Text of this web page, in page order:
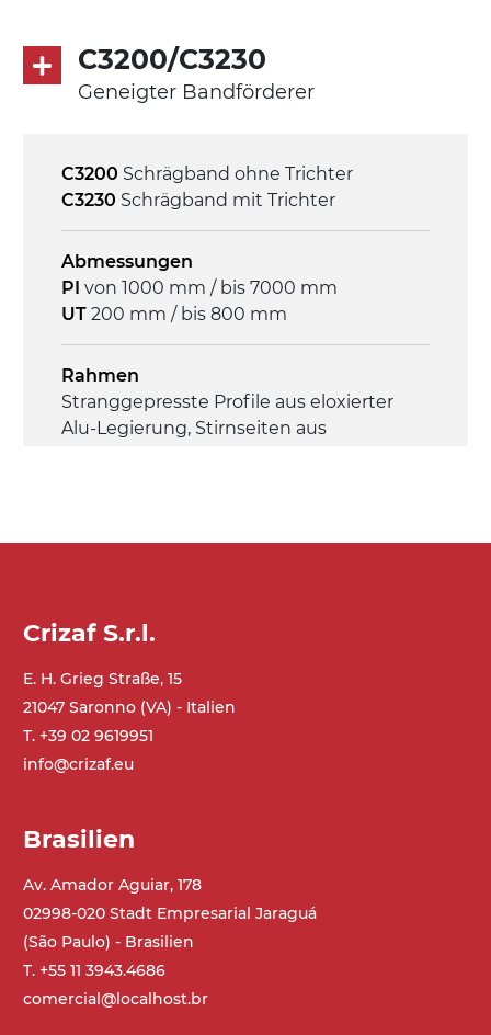
3Ph
Steuerung
On/Off, E-Stopp, Motor-
Überlastungsschutz
C3200/C3230
Geneigter Bandförderer
C3200 Schrägband ohne Trichter
C3230 Schrägband mit Trichter
Abmessungen
PI von 1000 mm / bis 7000 mm
UT 200 mm / bis 800 mm
Rahmen
Stranggepresste Profile aus eloxierter
Alu-Legierung, Stirnseiten aus
Stranggepresste Profile aus eloxierter
Ständer
aus druckgegossener Alu-Legierung,
Beine aus verzinktem Metallrohr,
Schwenkräder mit/ohne Bremse (2+2)
(FDA) mit in die Förderfläche integrierten
Seitenwänden
Rippen aus PU
Antrieb
Crizaf S.r.l.
E. H. Grieg Straße, 15
21047 Saronno (VA) - Italien
T. +39 02 9619951
info@crizaf.eu
Brasilien
Av. Amador Aguiar, 178
02998-020 Stadt Empresarial Jaraguá
(São Paulo) - Brasilien
T. +55 11 3943.4686
comercial@localhost.br